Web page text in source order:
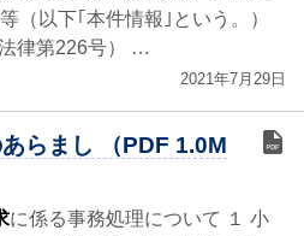
（以下｢本件情報｣という。）
律第226号） …
2021年7月29日
らまし （PDF 1.0M
に係る事務処理について １ 小